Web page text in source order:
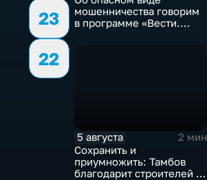
23
22
мошенничества говорим
в программе «Вести.
5 августа
2 мин
Сохранить и
приумножить: Тамбов
благодарит строителей за